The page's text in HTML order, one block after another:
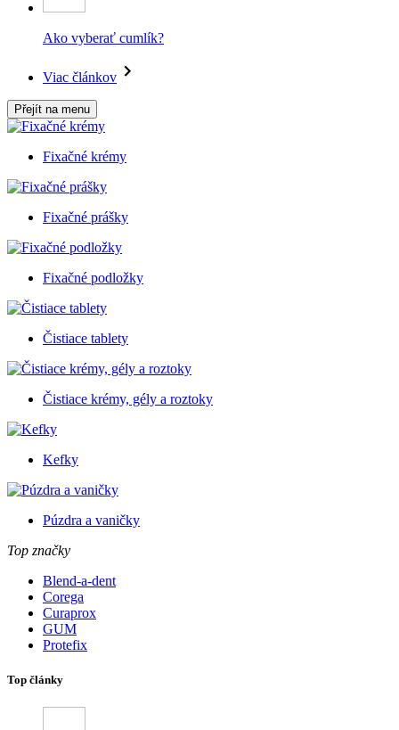
Ako vyberať cumlík?
Viac článkov
Přejít na menu
Fixačné krémy
Fixačné prášky
Fixačné podložky
Čistiace tablety
Čistiace krémy, gély a roztoky
Kefky
Púzdra a vaničky
Top značky
Blend-a-dent
Corega
Curaprox
GUM
Protefix
Top články